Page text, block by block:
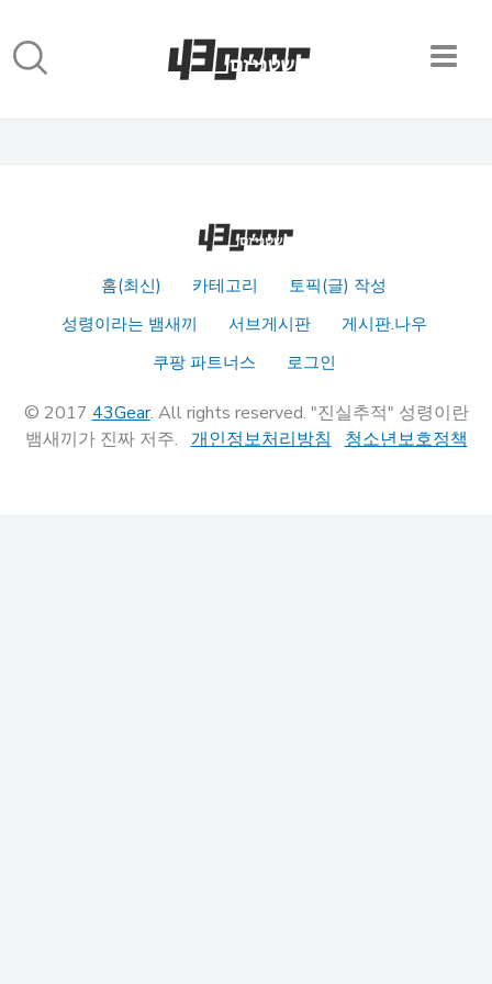
홈(최신) 카테고리
토픽(글) 작성
성령이라는 뱀새끼
서브게시판
게시판.나우
쿠팡 파트너스
로그인
© 2017 43Gear. All rights reserved. "진실추적" 성령이란
뱀새끼가 진짜 저주. 개인정보처리방침 청소년보호정책